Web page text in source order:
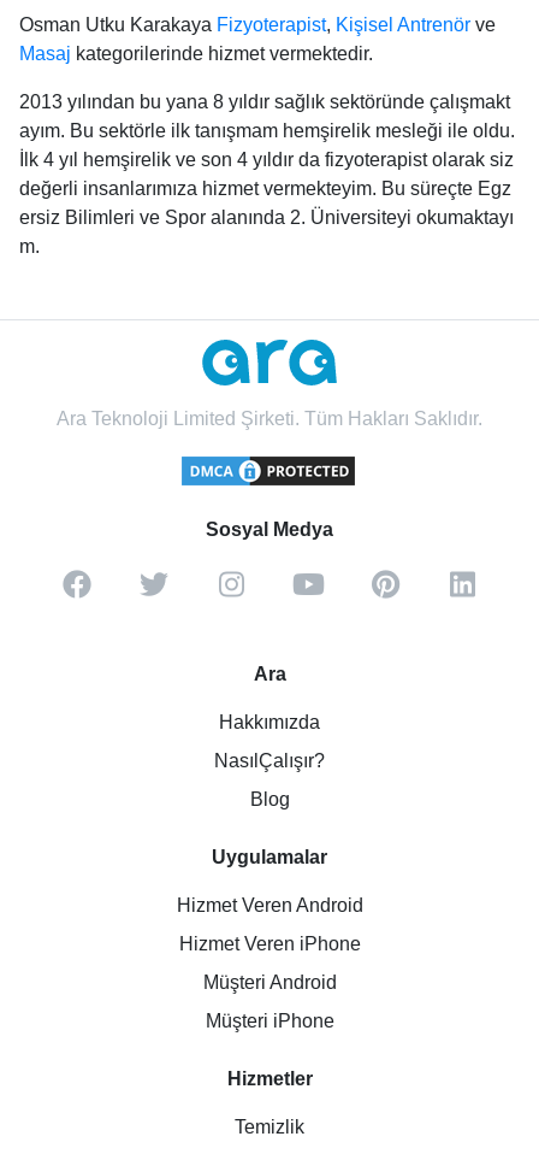
Osman Utku Karakaya Fizyoterapist, Kişisel Antrenör ve
Masaj kategorilerinde hizmet vermektedir.
2013 yılından bu yana 8 yıldır sağlık sektöründe çalışmakt
ayım. Bu sektörle ilk tanışmam hemşirelik mesleği ile oldu.
İlk 4 yıl hemşirelik ve son 4 yıldır da fizyoterapist olarak siz
değerli insanlarımıza hizmet vermekteyim. Bu süreçte Egz
ersiz Bilimleri ve Spor alanında 2. Üniversiteyi okumaktayı
m.
Ara Teknoloji Limited Şirketi. Tüm Hakları Saklıdır.
Sosyal Medya
Ara
Hakkımızda
NasılÇalışır?
Blog
Uygulamalar
Hizmet Veren Android
Hizmet Veren iPhone
Müşteri Android
Müşteri iPhone
Hizmetler
Temizlik